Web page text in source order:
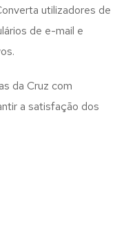
utilizadores de
de e-mail e
da Cruz com
a satisfação dos